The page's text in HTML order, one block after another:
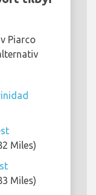
Piarco
Miles)
Miles)